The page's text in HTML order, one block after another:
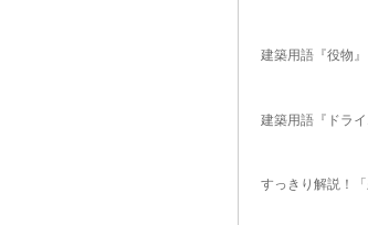
建築用語『役物』
建築用語『ドラ
すっきり解説！